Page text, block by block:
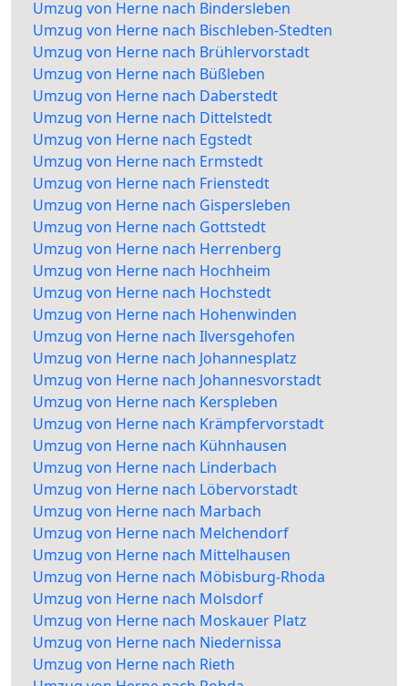
Umzug von Herne nach Bindersleben
Umzug von Herne nach Bischleben-Stedten
Umzug von Herne nach Brühlervorstadt
Umzug von Herne nach Büßleben
Umzug von Herne nach Daberstedt
Umzug von Herne nach Dittelstedt
Umzug von Herne nach Egstedt
Umzug von Herne nach Ermstedt
Umzug von Herne nach Frienstedt
Umzug von Herne nach Gispersleben
Umzug von Herne nach Gottstedt
Umzug von Herne nach Herrenberg
Umzug von Herne nach Hochheim
Umzug von Herne nach Hochstedt
Umzug von Herne nach Hohenwinden
Umzug von Herne nach Ilversgehofen
Umzug von Herne nach Johannesplatz
Umzug von Herne nach Johannesvorstadt
Umzug von Herne nach Kerspleben
Umzug von Herne nach Krämpfervorstadt
Umzug von Herne nach Kühnhausen
Umzug von Herne nach Linderbach
Umzug von Herne nach Löbervorstadt
Umzug von Herne nach Marbach
Umzug von Herne nach Melchendorf
Umzug von Herne nach Mittelhausen
Umzug von Herne nach Möbisburg-Rhoda
Umzug von Herne nach Molsdorf
Umzug von Herne nach Moskauer Platz
Umzug von Herne nach Niedernissa
Umzug von Herne nach Rieth